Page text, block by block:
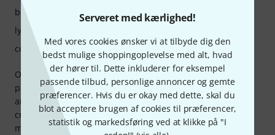
Serveret med kærlighed!
Med vores cookies ønsker vi at tilbyde dig den
bedst mulige shoppingoplevelse med alt, hvad
der hører til. Dette inkluderer for eksempel
passende tilbud, personlige annoncer og gemte
præferencer. Hvis du er okay med dette, skal du
blot acceptere brugen af cookies til præferencer,
statistik og markedsføring ved at klikke på "I
One of the best plugins, and probably in my top 5 most
plugins alongside Thermal in terms of how incredibly rich
and varied it is. Fantastic sound sculpting capabilities,
creating sound scapes and just finding new ways of
morphing your sound. Amazing plugin.
betjening
lyd/kvalitet
computerbelastning